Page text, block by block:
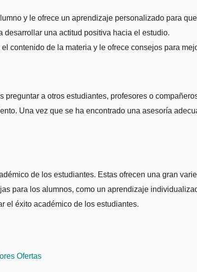
y le ofrece un aprendizaje personalizado para
desarrollar una actitud positiva hacia el estudio.
contenido de la materia y le ofrece consejos para
a otros estudiantes, profesores o
Una vez que se ha encontrado una asesoría
de los estudiantes. Estas ofrecen una gran
para los alumnos, como un aprendizaje
el éxito académico de los estudiantes.
Ofertas